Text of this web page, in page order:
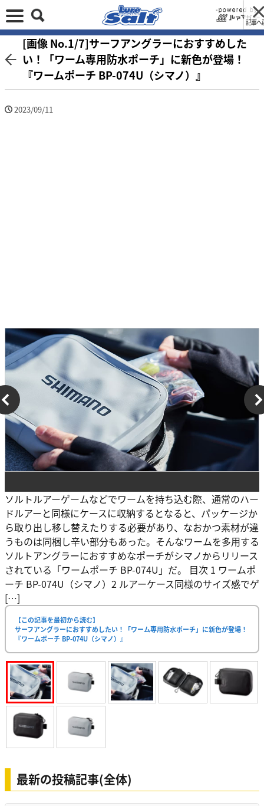
記事へ
[画像 No.1/7]サーフアングラーにおすすめした
い！「ワーム専用防水ポーチ」に新色が登場！
『ワームポーチ BP-074U（シマノ）』
2023/09/11
ソルトルアーゲームなどでワームを持ち込む際、通常のハー
ドルアーと同様にケースに収納するとなると、パッケージか
ら取り出し移し替えたりする必要があり、なおかつ素材が違
うものは同梱し辛い部分もあった。そんなワームを多用する
ソルトアングラーにおすすめなポーチがシマノからリリース
されている「ワームポーチ BP-074U」だ。 目次 1 ワームポ
ーチ BP-074U（シマノ）2 ルアーケース同様のサイズ感でゲ
[…]
【この記事を最初から読む】
サーフアングラーにおすすめしたい！「ワーム専用防水ポーチ」に新色が登場！
『ワームポーチ BP-074U（シマノ）』
最新の投稿記事(全体)